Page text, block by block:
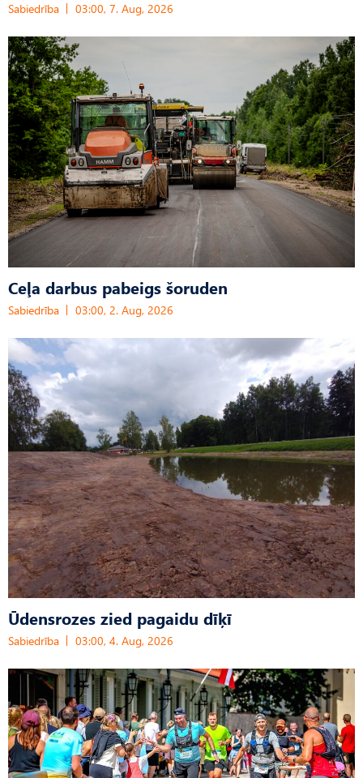
Sabiedrība 03:00, 7. Aug, 2026
Ceļa darbus pabeigs šoruden
Sabiedrība 03:00, 2. Aug, 2026
Ūdensrozes zied pagaidu dīķī
Sabiedrība 03:00, 4. Aug, 2026